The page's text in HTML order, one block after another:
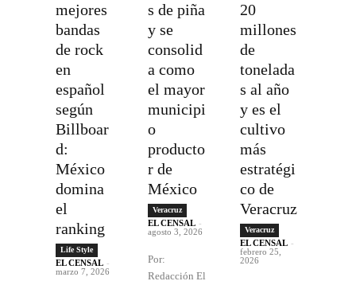
mejores
bandas
de rock
en
español
según
Billboar
d:
México
domina
el
ranking
Life Style
EL CENSAL -
marzo 7, 2026
s de piña
y se
consolid
a como
el mayor
municipi
o
producto
r de
México
Veracruz
EL CENSAL -
agosto 3, 2026
Por:
Redacción El
20
millones
de
tonelada
s al año
y es el
cultivo
más
estratégi
co de
Veracruz
Veracruz
EL CENSAL -
febrero 25,
2026